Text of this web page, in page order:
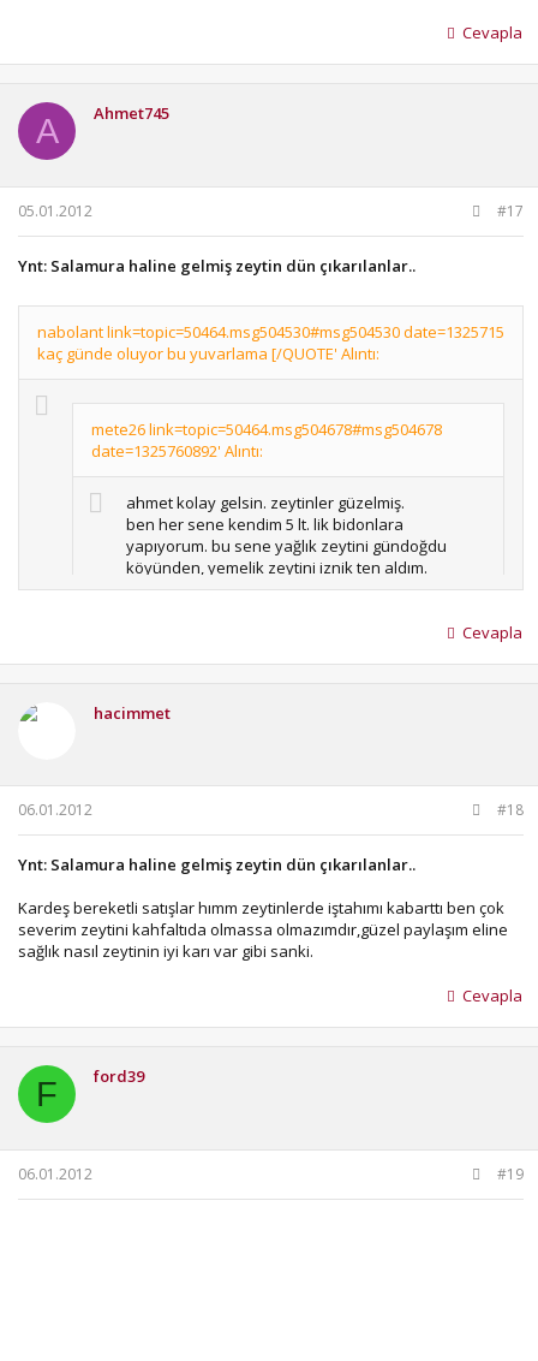
Cevapla
A Ahmet745
05.01.2012 #17
Ynt: Salamura haline gelmiş zeytin dün çıkarılanlar..
nabolant link=topic=50464.msg504530#msg504530 date=1325715
kaç günde oluyor bu yuvarlama [/QUOTE' Alıntı:
mete26 link=topic=50464.msg504678#msg504678
date=1325760892' Alıntı:
ahmet kolay gelsin. zeytinler güzelmiş.
ben her sene kendim 5 lt. lik bidonlara
yapıyorum. bu sene yağlık zeytini gündoğdu
köyünden, yemelik zeytini iznik ten aldım.
zeytinleri 5 lt. lik pet şişelere koyduktan sonra 1
sen bana zeytin ayır dedin bi dahada yazmadın abi ta
zamanda yuvarlamalardan ilk koyduğumuz yeme yaptı bile
1 ay oldu koyalı..
Cevapla
hacimmet
06.01.2012 #18
Ynt: Salamura haline gelmiş zeytin dün çıkarılanlar..
Kardeş bereketli satışlar hımm zeytinlerde iştahımı kabarttı ben çok
severim zeytini kahfaltıda olmassa olmazımdır,güzel paylaşım eline
sağlık nasıl zeytinin iyi karı var gibi sanki.
Cevapla
F ford39
06.01.2012 #19